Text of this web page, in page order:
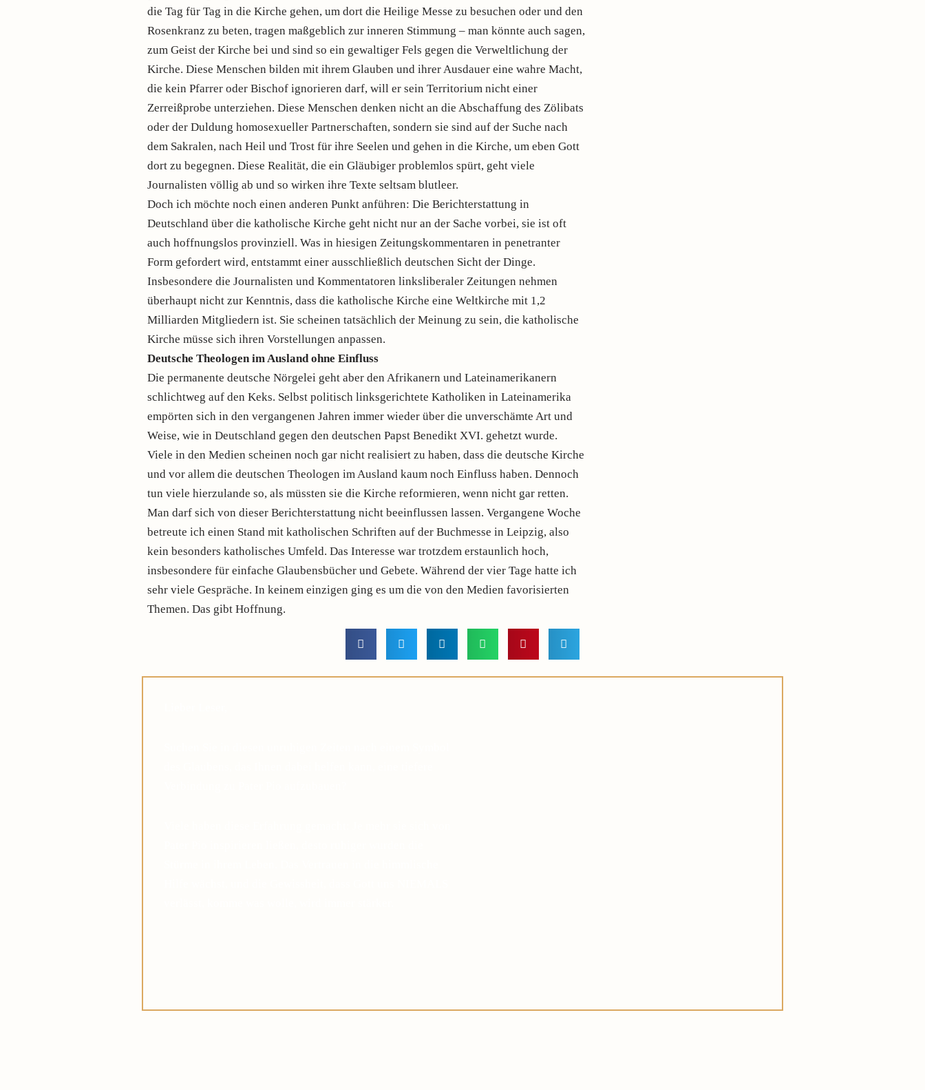
die Tag für Tag in die Kirche gehen, um dort die Heilige Messe zu besuchen oder und den
Rosenkranz zu beten, tragen maßgeblich zur inneren Stimmung – man könnte auch sagen,
zum Geist der Kirche bei und sind so ein gewaltiger Fels gegen die Verweltlichung der
Kirche. Diese Menschen bilden mit ihrem Glauben und ihrer Ausdauer eine wahre Macht,
die kein Pfarrer oder Bischof ignorieren darf, will er sein Territorium nicht einer
Zerreißprobe unterziehen. Diese Menschen denken nicht an die Abschaffung des Zölibats
oder der Duldung homosexueller Partnerschaften, sondern sie sind auf der Suche nach
dem Sakralen, nach Heil und Trost für ihre Seelen und gehen in die Kirche, um eben Gott
dort zu begegnen. Diese Realität, die ein Gläubiger problemlos spürt, geht viele
Journalisten völlig ab und so wirken ihre Texte seltsam blutleer.
Doch ich möchte noch einen anderen Punkt anführen: Die Berichterstattung in
Deutschland über die katholische Kirche geht nicht nur an der Sache vorbei, sie ist oft
auch hoffnungslos provinziell. Was in hiesigen Zeitungskommentaren in penetranter
Form gefordert wird, entstammt einer ausschließlich deutschen Sicht der Dinge.
Insbesondere die Journalisten und Kommentatoren linksliberaler Zeitungen nehmen
überhaupt nicht zur Kenntnis, dass die katholische Kirche eine Weltkirche mit 1,2
Milliarden Mitgliedern ist. Sie scheinen tatsächlich der Meinung zu sein, die katholische
Kirche müsse sich ihren Vorstellungen anpassen.
Deutsche Theologen im Ausland ohne Einfluss
Die permanente deutsche Nörgelei geht aber den Afrikanern und Lateinamerikanern
schlichtweg auf den Keks. Selbst politisch linksgerichtete Katholiken in Lateinamerika
empörten sich in den vergangenen Jahren immer wieder über die unverschämte Art und
Weise, wie in Deutschland gegen den deutschen Papst Benedikt XVI. gehetzt wurde.
Viele in den Medien scheinen noch gar nicht realisiert zu haben, dass die deutsche Kirche
und vor allem die deutschen Theologen im Ausland kaum noch Einfluss haben. Dennoch
tun viele hierzulande so, als müssten sie die Kirche reformieren, wenn nicht gar retten.
Man darf sich von dieser Berichterstattung nicht beeinflussen lassen. Vergangene Woche
betreute ich einen Stand mit katholischen Schriften auf der Buchmesse in Leipzig, also
kein besonders katholisches Umfeld. Das Interesse war trotzdem erstaunlich hoch,
insbesondere für einfache Glaubensbücher und Gebete. Während der vier Tage hatte ich
sehr viele Gespräche. In keinem einzigen ging es um die von den Medien favorisierten
Themen. Das gibt Hoffnung.